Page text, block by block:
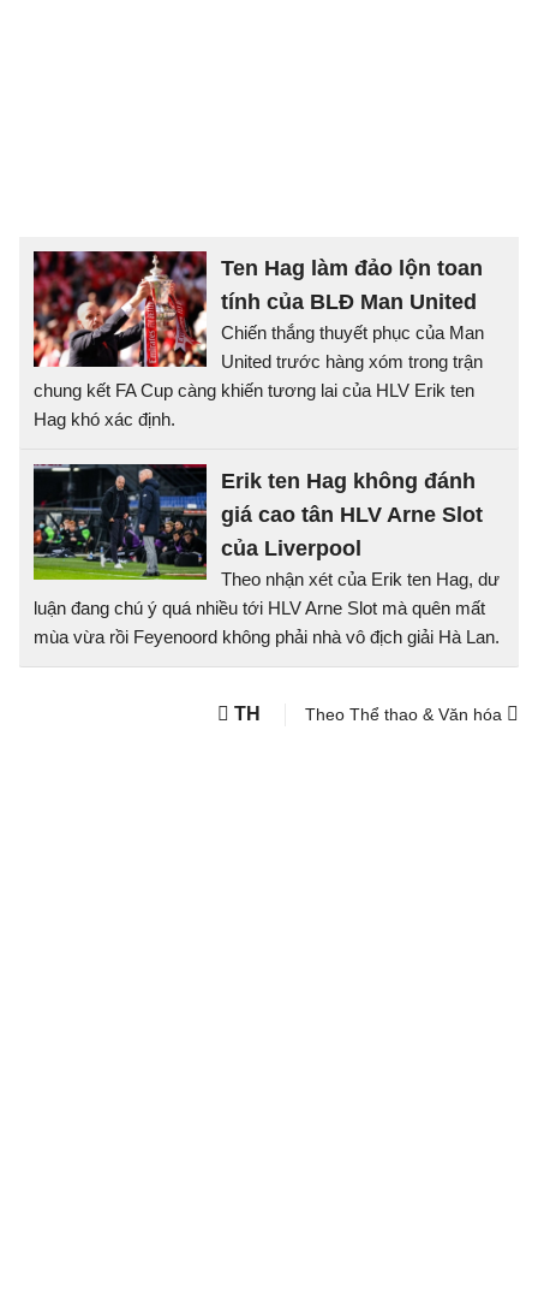
Ten Hag làm đảo lộn toan
tính của BLĐ Man United
Chiến thắng thuyết phục của Man
United trước hàng xóm trong trận
chung kết FA Cup càng khiến tương lai của HLV Erik ten
Hag khó xác định.
Erik ten Hag không đánh
giá cao tân HLV Arne Slot
của Liverpool
Theo nhận xét của Erik ten Hag, dư
luận đang chú ý quá nhiều tới HLV Arne Slot mà quên mất
mùa vừa rồi Feyenoord không phải nhà vô địch giải Hà Lan.
TH Theo Thể thao & Văn hóa